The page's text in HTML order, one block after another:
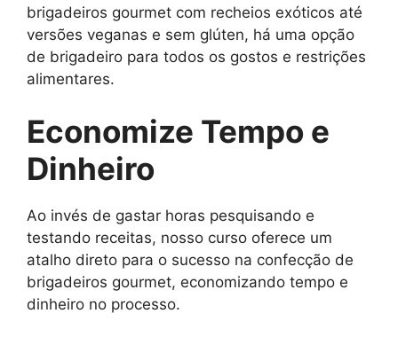
brigadeiros gourmet com recheios exóticos até
versões veganas e sem glúten, há uma opção
de brigadeiro para todos os gostos e restrições
alimentares.
Economize Tempo e
Dinheiro
Ao invés de gastar horas pesquisando e
testando receitas, nosso curso oferece um
atalho direto para o sucesso na confecção de
brigadeiros gourmet, economizando tempo e
dinheiro no processo.